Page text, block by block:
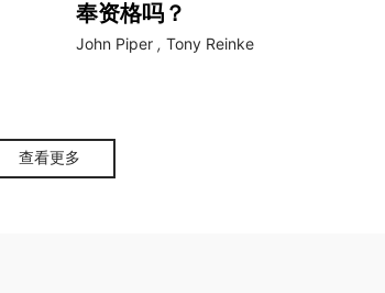
奉资格吗？
John Piper , Tony Reinke
查看更多